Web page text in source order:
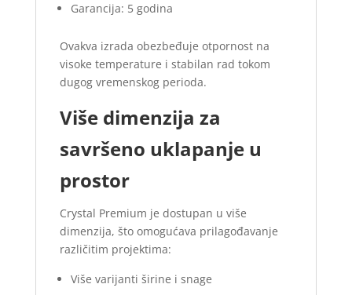
Garancija: 5 godina
Ovakva izrada obezbeđuje otpornost na
visoke temperature i stabilan rad tokom
dugog vremenskog perioda.
Više dimenzija za
savršeno uklapanje u
prostor
Crystal Premium je dostupan u više
dimenzija, što omogućava prilagođavanje
različitim projektima:
Više varijanti širine i snage